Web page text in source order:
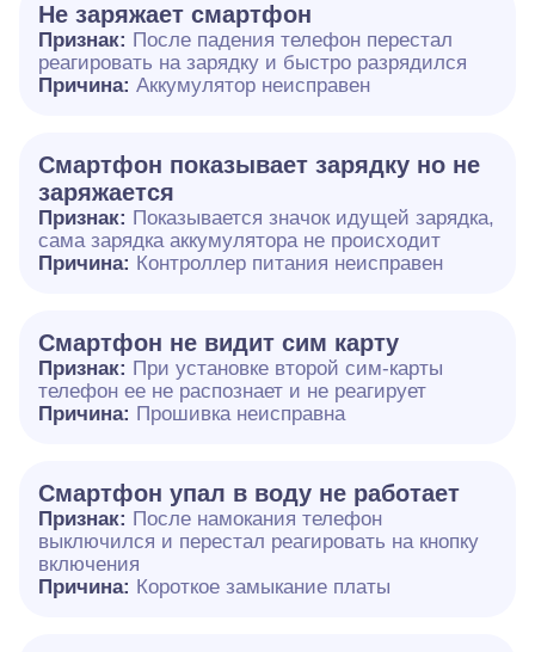
Не заряжает смартфон
Признак: После падения телефон перестал
реагировать на зарядку и быстро разрядился
Причина: Аккумулятор неисправен
Смартфон показывает зарядку но не
заряжается
Признак: Показывается значок идущей зарядка,
сама зарядка аккумулятора не происходит
Причина: Контроллер питания неисправен
Смартфон не видит сим карту
Признак: При установке второй сим-карты
телефон ее не распознает и не реагирует
Причина: Прошивка неисправна
Смартфон упал в воду не работает
Признак: После намокания телефон
выключился и перестал реагировать на кнопку
включения
Причина: Короткое замыкание платы